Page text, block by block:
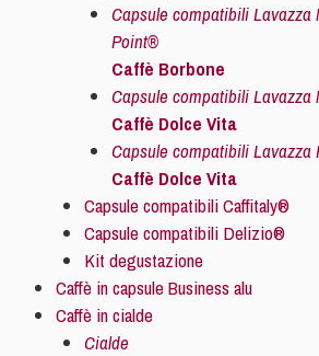
Capsule compatibili
Point®
Caffè Borbone
Capsule compatibili
Caffè Dolce Vita
Capsule compatibili Lavazza
Caffè Dolce Vita
Capsule compatibili Caffitaly®
Capsule compatibili Delizio®
Kit degustazione
Caffè in capsule Business alu
Caffè in cialde
Cialde